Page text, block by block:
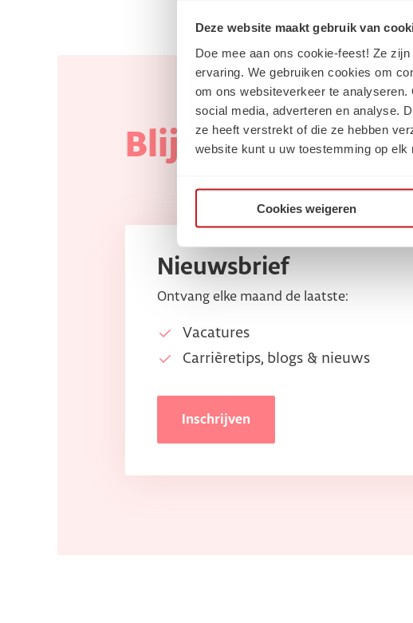
Deze website maakt gebruik van
Doe mee aan ons cookie-feest! Ze
ervaring. We gebruiken cookies om
om ons websiteverkeer te
social media, adverteren en analyse.
ze heeft verstrekt of die ze hebben
website kunt u uw toestemming op
Cookies weigeren
Blijf op de hoogte
Nieuwsbrief
Ontvang elke maand de laatste:
Vacatures
Carrièretips, blogs & nieuws
Inschrijven